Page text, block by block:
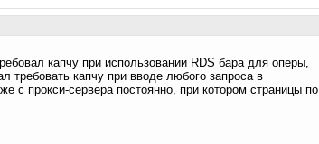
капчу при использовании RDS бара для оперы,
требовать капчу при вводе любого запроса в
с прокси-сервера постоянно, при котором страницы по